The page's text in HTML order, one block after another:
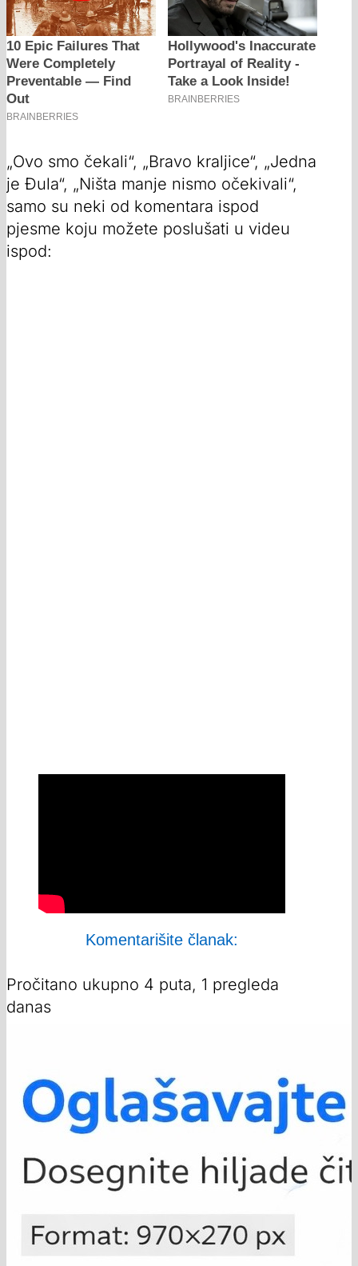
„Ovo smo čekali“, „Bravo kraljice“, „Jedna
je Đula“, „Ništa manje nismo očekivali“,
samo su neki od komentara ispod
pjesme koju možete poslušati u videu
ispod:
Komentarišite članak:
Pročitano ukupno 4 puta, 1 pregleda
danas